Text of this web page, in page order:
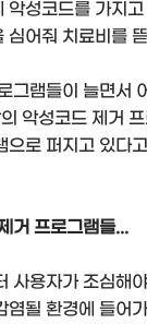
악성코드를 가지
심어줘 치료비를
그램들이 늘면서
악성코드 제거
으로 퍼지고 있다
거 프로그램들...
사용자가 조심해
염될 환경에 들어